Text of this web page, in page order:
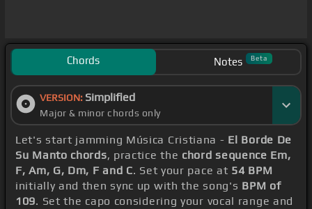
Chords Notes Beta
VERSION: Simplified
Major & minor chords only
Let's start jamming Música Cristiana - El Borde De
Su Manto chords, practice the chord sequence Em,
F, Am, G, Dm, F and C. Set your pace at 54 BPM
initially and then sync up with the song's BPM of
109. Set the capo considering your vocal range and